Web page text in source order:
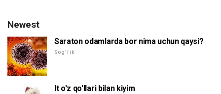
Newest
Saraton odamlarda bor nima uchun qaysi?
Sog'lik
It o'z qo'llari bilan kiyim